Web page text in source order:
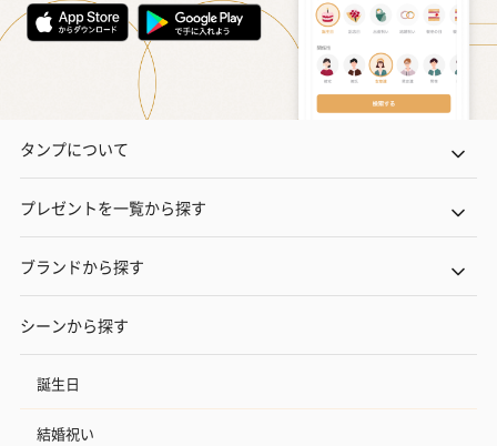
タンプについて
プレゼントを一覧から探す
ブランドから探す
シーンから探す
誕生日
結婚祝い